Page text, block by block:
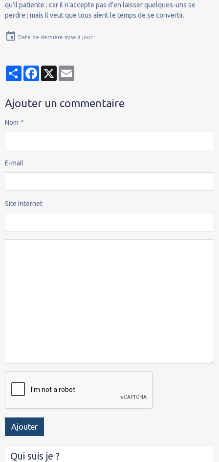
qu’il patiente : car il n’accepte pas d’en laisser quelques-uns se
perdre ; mais il veut que tous aient le temps de se convertir.
Date de dernière mise à jour :
PartagerFacebook
X
Ajouter un commentaire
Nom
E-mail
Site Internet
Ajouter
Qui suis je ?